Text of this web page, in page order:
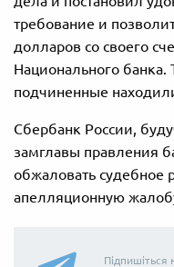
требование и
долларов со своего
Национального
подчиненные
Сбербанк России,
замглавы правления
обжаловать судебное
апелляционную
Підпишіться